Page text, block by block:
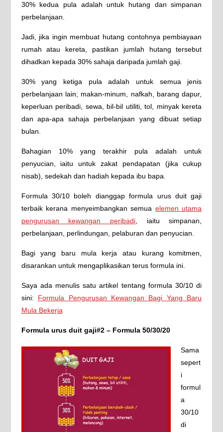
30% kedua pula adalah untuk hutang dan simpanan
perbelanjaan.
Jadi, jika ingin membuat hutang contohnya pembiayaan
rumah atau kereta, pastikan jumlah hutang tersebut
dihadkan kepada 30% sahaja daripada jumlah gaji.
30% yang ketiga pula adalah untuk semua jenis
perbelanjaan lain; makan-minum, nafkah, barang dapur,
keperluan peribadi, sewa, bil-bil utiliti, tol, minyak kereta
dan apa-apa sahaja perbelanjaan yang dibuat setiap
bulan.
Bahagian 10% yang terakhir pula adalah untuk
penyucian, iaitu untuk zakat pendapatan (jika cukup
nisab), sedekah dan hadiah kepada ibu bapa.
Formula 30/10 boleh dianggap formula urus duit gaji
terbaik kerana menyeimbangkan semua elemen utama
pengurusan kewangan peribadi , iaitu simpanan,
perbelanjaan, perlindungan, pelaburan dan penyucian.
Bagi yang baru mula kerja atau kurang komitmen,
disarankan untuk mengaplikasikan terus formula ini.
Saya ada menulis satu artikel tentang formula 30/10 di
sini: Formula Pengurusan Kewangan Bagi Yang Baru
Mula Bekerja
Formula urus duit gaji#2 – Formula 50/30/20
Sama
sepert
i
formul
a
30/10
di